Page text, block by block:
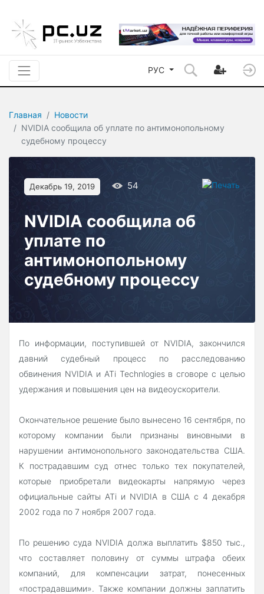
РУС
Главная
Новости
NVIDIA сообщила об уплате по антимонопольному
судебному процессу
Декабрь 19, 2019 54
NVIDIA сообщила об
уплате по
антимонопольному
судебному процессу
По информации, поступившей от NVIDIA, закончился
давний судебный процесс по расследованию
обвинения NVIDIA и ATi Technlogies в сговоре с целью
удержания и повышения цен на видеоускорители.
Окончательное решение было вынесено 16 сентября, по
которому компании были признаны виновными в
нарушении антимонопольного законодательства США.
К пострадавшим суд отнес только тех покупателей,
которые приобретали видеокарты напрямую через
официальные сайты ATi и NVIDIA в США с 4 декабря
2002 года по 7 ноября 2007 года.
По решению суда NVIDIA должа выплатить $850 тыс.,
что составляет половину от суммы штрафа обеих
компаний, для компенсации затрат, понесенных
«пострадавшими». Также компании должны заплатить